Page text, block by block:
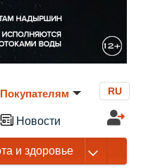
Покупателям
Новости
RU
и здоровье